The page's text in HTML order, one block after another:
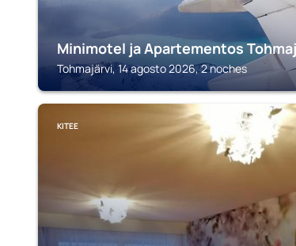
Minimotel ja Apartementos
Tohmajärvi, 14 agosto 2026, 2 noches
KITEE